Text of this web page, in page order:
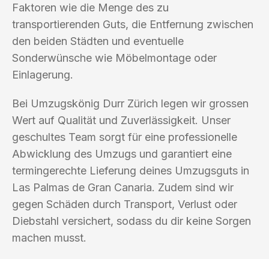
Faktoren wie die Menge des zu
transportierenden Guts, die Entfernung zwischen
den beiden Städten und eventuelle
Sonderwünsche wie Möbelmontage oder
Einlagerung.
Bei Umzugskönig Durr Zürich legen wir grossen
Wert auf Qualität und Zuverlässigkeit. Unser
geschultes Team sorgt für eine professionelle
Abwicklung des Umzugs und garantiert eine
termingerechte Lieferung deines Umzugsguts in
Las Palmas de Gran Canaria. Zudem sind wir
gegen Schäden durch Transport, Verlust oder
Diebstahl versichert, sodass du dir keine Sorgen
machen musst.